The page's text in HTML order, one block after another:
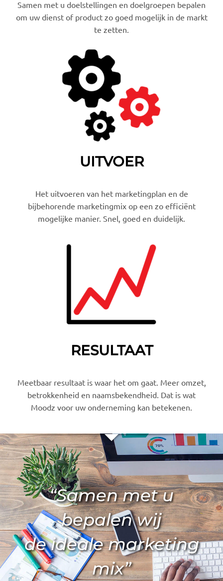
Samen met u doelstellingen en doelgroepen bepalen
om uw dienst of product zo goed mogelijk in de markt
te zetten.
UITVOER
Het uitvoeren van het marketingplan en de
bijbehorende marketingmix op een zo efficiënt
mogelijke manier. Snel, goed en duidelijk.
RESULTAAT
Meetbaar resultaat is waar het om gaat. Meer omzet,
betrokkenheid en naamsbekendheid. Dat is wat
Moodz voor uw onderneming kan betekenen.
“Samen met u
bepalen wij
de ideale marketing
mix”